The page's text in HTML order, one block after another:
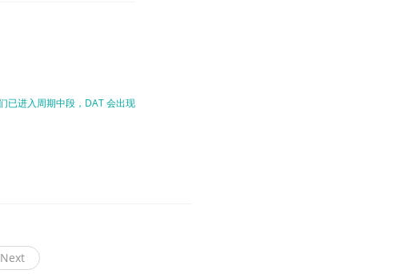
Next